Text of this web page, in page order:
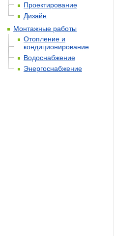
Проектирование
Дизайн
Монтажные работы
Отопление и
кондиционирование
Водоснабжение
Энергоснабжение